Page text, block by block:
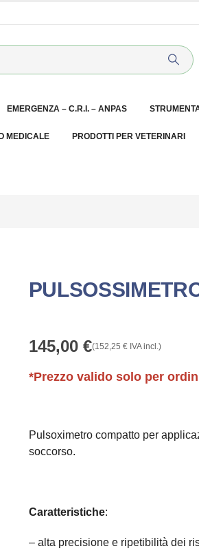
EMERGENZA – C.R.I. – ANPAS
MEDICALE PRODOTTI PER VETERINARI
145,00 €(152,25 €IVA incl.)
*Prezzo valido solo per
Pulsoximetro compatto per
soccorso.
Caratteristiche:
– alta precisione e ripetibilità dei